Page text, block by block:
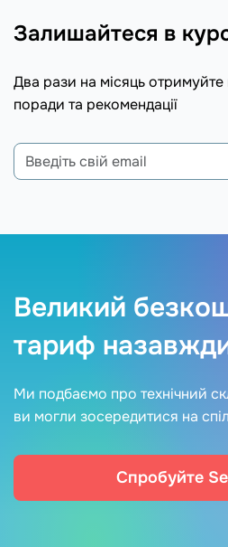
Залишайтеся в
Два рази на місяць
поради та рекомендації
Великий
тариф
Ми подбаємо про технічний
ви могли зосередитися на
Спробуйте